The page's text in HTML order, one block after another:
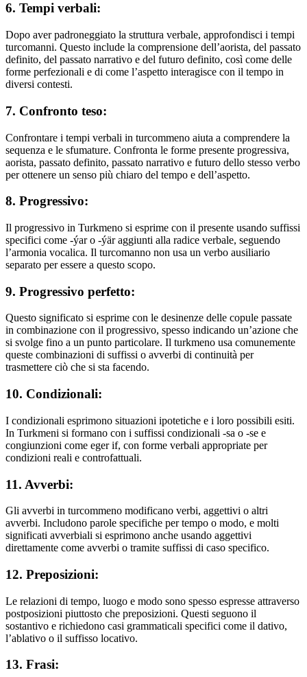
6. Tempi verbali:
Dopo aver padroneggiato la struttura verbale, approfondisci i tempi
turcomanni. Questo include la comprensione dell’aorista, del passato
definito, del passato narrativo e del futuro definito, così come delle
forme perfezionali e di come l’aspetto interagisce con il tempo in
diversi contesti.
7. Confronto teso:
Confrontare i tempi verbali in turcommeno aiuta a comprendere la
sequenza e le sfumature. Confronta le forme presente progressiva,
aorista, passato definito, passato narrativo e futuro dello stesso verbo
per ottenere un senso più chiaro del tempo e dell’aspetto.
8. Progressivo:
Il progressivo in Turkmeno si esprime con il presente usando suffissi
specifici come -ýar o -ýär aggiunti alla radice verbale, seguendo
l’armonia vocalica. Il turcomanno non usa un verbo ausiliario
separato per essere a questo scopo.
9. Progressivo perfetto:
Questo significato si esprime con le desinenze delle copule passate
in combinazione con il progressivo, spesso indicando un’azione che
si svolge fino a un punto particolare. Il turkmeno usa comunemente
queste combinazioni di suffissi o avverbi di continuità per
trasmettere ciò che si sta facendo.
10. Condizionali:
I condizionali esprimono situazioni ipotetiche e i loro possibili esiti.
In Turkmeni si formano con i suffissi condizionali -sa o -se e
congiunzioni come eger if, con forme verbali appropriate per
condizioni reali e controfattuali.
11. Avverbi:
Gli avverbi in turcommeno modificano verbi, aggettivi o altri
avverbi. Includono parole specifiche per tempo o modo, e molti
significati avverbiali si esprimono anche usando aggettivi
direttamente come avverbi o tramite suffissi di caso specifico.
12. Preposizioni:
Le relazioni di tempo, luogo e modo sono spesso espresse attraverso
postposizioni piuttosto che preposizioni. Questi seguono il
sostantivo e richiedono casi grammaticali specifici come il dativo,
l’ablativo o il suffisso locativo.
13. Frasi: